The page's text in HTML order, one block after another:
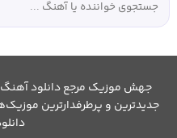
جهش موزیک مرجع دانلود آهنگ
جدیدترین و پرطرفدارترین